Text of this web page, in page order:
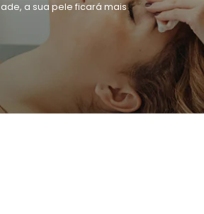
a sua pele ficará mais